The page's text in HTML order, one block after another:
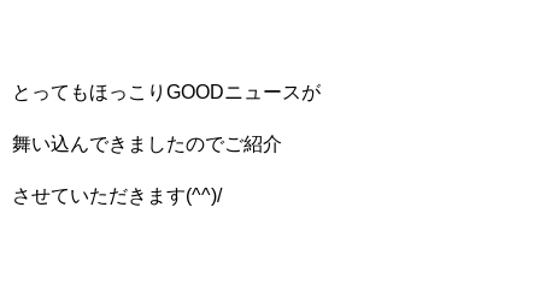
とってもほっこりGOODニュースが
舞い込んできましたのでご紹介
させていただきます(^^)/